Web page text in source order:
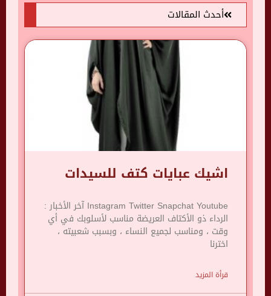
أحدث المقالات
اشيك عبايات كتف للسيدات
Instagram Twitter Snapchat Youtube آخر الأخبار :
الرداء ذو ​​الأكتاف العريضة مناسب لأسلوبك في أي
وقت ، ومناسب لجميع النساء ، وبسبب شعبيته ،
اخترنا
قرأة المزيد